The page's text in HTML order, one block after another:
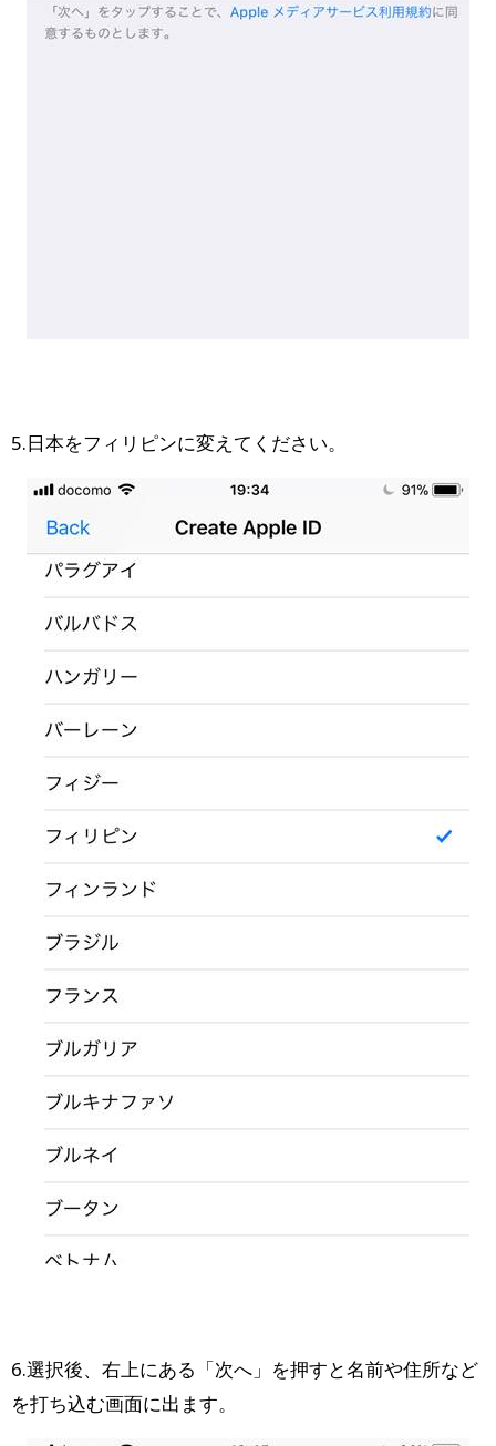
5.日本をフィリピンに変えてください。
6.選択後、右上にある「次へ」を押すと名前や住所など
を打ち込む画面に出ます。